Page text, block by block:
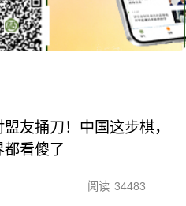
盟友捅刀！中国这步棋，
都看傻了
阅读 34483